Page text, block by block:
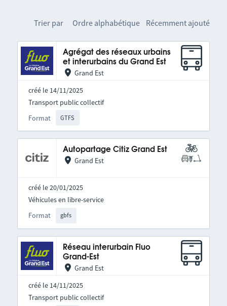
Trier par Ordre alphabétique Récemment ajouté
Agrégat des réseaux urbains
et interurbains du Grand Est
Grand Est
créé le 14/11/2025
Format GTFS
Transport public collectif
Autopartage Citiz Grand Est
Grand Est
créé le 20/01/2025
Format gbfs
Véhicules en libre-service
Réseau interurbain Fluo
Grand-Est
Grand Est
créé le 14/11/2025
Transport public collectif